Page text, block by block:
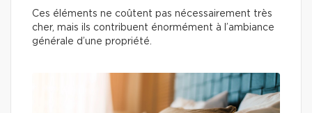
Ces éléments ne coûtent pas nécessairement très
cher, mais ils contribuent énormément à l’ambiance
générale d’une propriété.